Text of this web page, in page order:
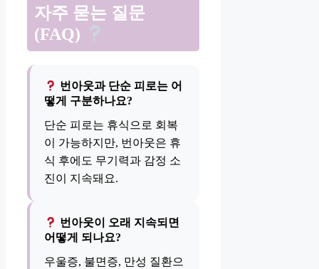
자주 묻는 질문
(FAQ)
번아웃과 단순 피로는 어
떻게 구분하나요?
단순 피로는 휴식으로 회복
이 가능하지만, 번아웃은 휴
식 후에도 무기력과 감정 소
진이 지속돼요.
번아웃이 오래 지속되면
어떻게 되나요?
우울증, 불면증, 만성 질환으